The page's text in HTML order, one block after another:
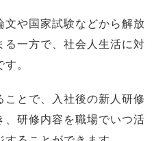
文や国家試験などから解放
る一方で、社会人生活に対
。
ことで、入社後の新人研修
、研修内容を職場でいつ活